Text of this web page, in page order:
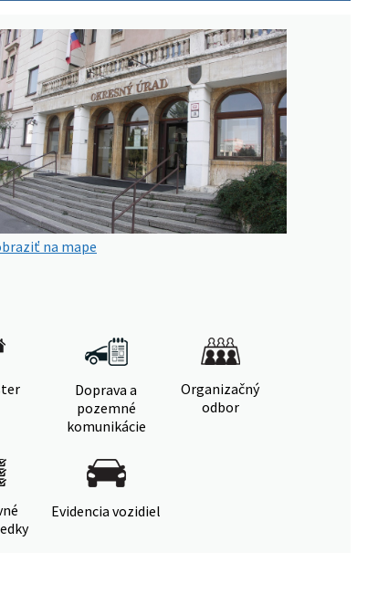
na mape
Doprava a
pozemné
komunikácie
Organizačný
odbor
Evidencia vozidiel